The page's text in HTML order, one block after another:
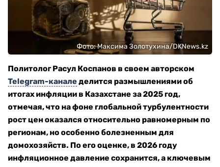
Фото: Максима Золотухина/DKNews.kz
Политолог Расул Коспанов в своем авторском
Telegram-канале делится размышлениями об
итогах инфляции в Казахстане за 2025 год,
отмечая, что на фоне глобальной турбулентности
рост цен оказался относительно равномерным по
регионам, но особенно болезненным для
домохозяйств. По его оценке, в 2026 году
инфляционное давление сохранится, а ключевым